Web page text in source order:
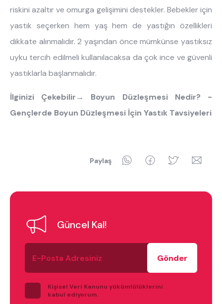
riskini azaltır ve omurga gelişimini destekler. Bebekler için
yastık seçerken hem yaş hem de yastığın özellikleri
dikkate alınmalıdır. 2 yaşından önce mümkünse yastıksız
uyku tercih edilmeli kullanılacaksa da çok ince ve güvenli
yastıklarla başlanmalıdır.
İlginizi Çekebilir→ Boyun Düzleşmesi Nedir? -
Gençlerde Boyun Düzleşmesi İçin Yastık Tavsiyeleri
Paylaş WhatsAppFacebookTwitter
Güncel Kal!
E-
Posta
Adresiniz
Kişisel Veri Kanunu yükümlülüklerini
kabul ediyorum.